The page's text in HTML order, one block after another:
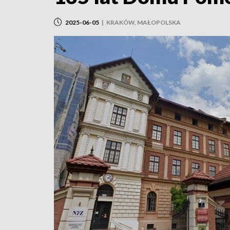
2025-06-05 | KRAKÓW, MAŁOPOLSKA